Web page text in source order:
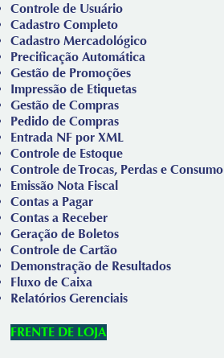
Controle de Usuário
Cadastro Completo
Cadastro Mercadológico
Precificação Automática
Gestão de Promoções
Impressão de Etiquetas
Gestão de Compras
Pedido de Compras
Entrada NF por XML
Controle de Estoque
Controle de Trocas, Perdas e Consumo
Emissão Nota Fiscal
Contas a Pagar
Contas a Receber
Geração de Boletos
Controle de Cartão
Demonstração de Resultados
Fluxo de Caixa
Relatórios Gerenciais
FRENTE DE LOJA